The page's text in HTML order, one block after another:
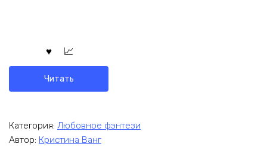
Читать
Категория: Любовное фэнтези
Автор: Кристина Ванг